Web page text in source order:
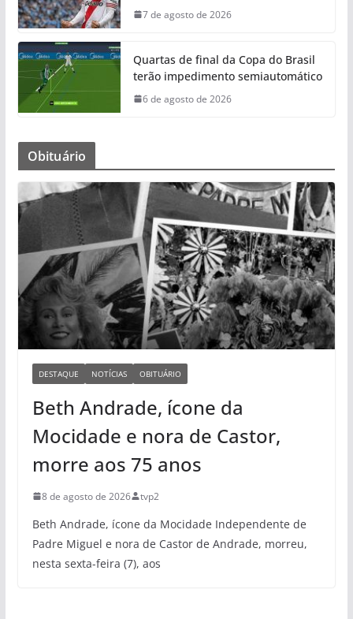
7 de agosto de 2026
Quartas de final da Copa do Brasil
terão impedimento semiautomático
6 de agosto de 2026
Obituário
DESTAQUE NOTÍCIAS OBITUÁRIO
Beth Andrade, ícone da
Mocidade e nora de Castor,
morre aos 75 anos
8 de agosto de 2026 tvp2
Beth Andrade, ícone da Mocidade Independente de
Padre Miguel e nora de Castor de Andrade, morreu,
nesta sexta-feira (7), aos